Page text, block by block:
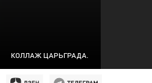
КОЛЛАЖ ЦАРЬГРАДА.